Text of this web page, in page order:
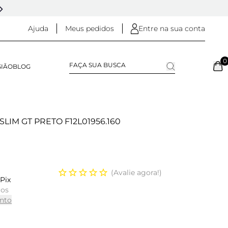
Ajuda Meus pedidos Entre na sua conta
BLOG
0
GT PRETO F12L01956.160
Avalie agora!